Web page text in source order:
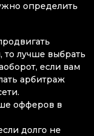
определить
лучше выбрать
если вам
арбитраж
офферов в
долго не